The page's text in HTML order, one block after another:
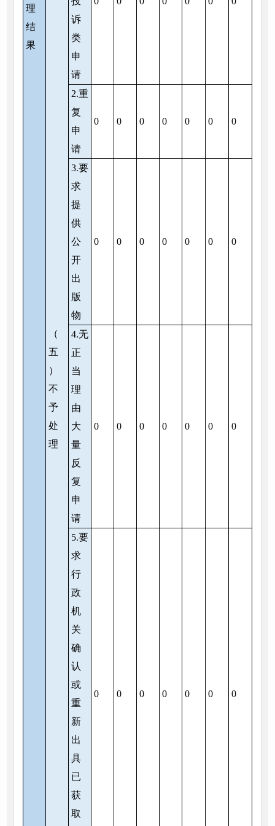
理
结
果
（
五
）
不
予
处
理
诉
类
申
请
2.重
复
申
请
0 0 0 0 0 0 0
3.要
求
提
供
公
开
出
版
物
0 0 0 0 0 0 0
4.无
正
当
理
由
大
量
反
复
申
请
0 0 0 0 0 0 0
5.要
求
行
政
机
关
确
认
或
重
新
出
具
已
获
取
0 0 0 0 0 0 0